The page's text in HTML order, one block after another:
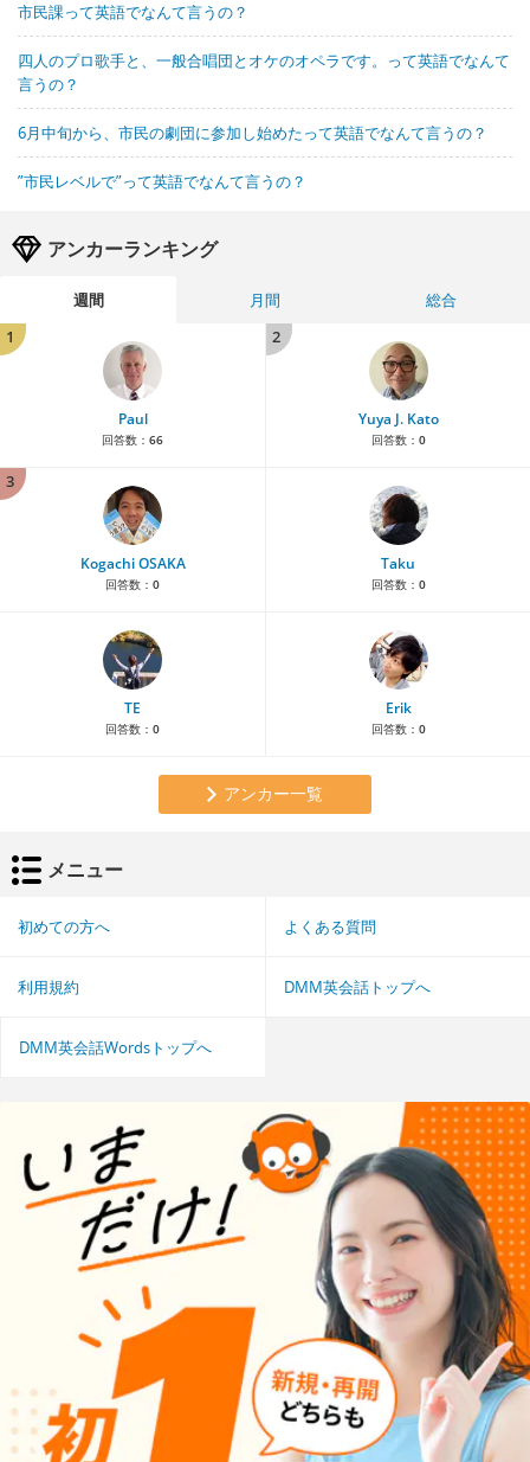
市民課って英語でなんて言うの？
四人のプロ歌手と、一般合唱団とオケのオペラです。って英語でなんて
言うの？
6月中旬から、市民の劇団に参加し始めたって英語でなんて言うの？
”市民レベルで”って英語でなんて言うの？
アンカーランキング
週間 月間
総合
1
Paul
回答数： 66
2
Yuya J. Kato
回答数： 0
3
Kogachi OSAKA
回答数： 0
Taku
回答数： 0
TE
回答数： 0
Erik
回答数： 0
アンカー一覧
メニュー
初めての方へ よくある質問
利用規約 DMM英会話トップへ
DMM英会話Wordsトップへ